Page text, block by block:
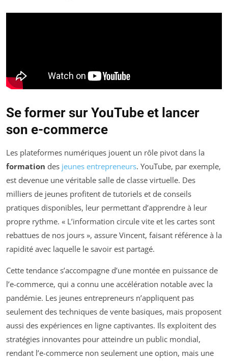
Se former sur YouTube et lancer
son e-commerce
Les plateformes numériques jouent un rôle pivot dans la
formation des jeunes entrepreneurs. YouTube, par exemple,
est devenue une véritable salle de classe virtuelle. Des
milliers de jeunes profitent de tutoriels et de conseils
pratiques disponibles, leur permettant d’apprendre à leur
propre rythme. « L’information circule vite et les cartes sont
rebattues de nos jours », assure Vincent, faisant référence à la
rapidité avec laquelle le savoir est partagé.
Cette tendance s’accompagne d’une montée en puissance de
l’e-commerce, qui a connu une accélération notable avec la
pandémie. Les jeunes entrepreneurs n’appliquent pas
seulement des techniques de vente basiques, mais proposent
aussi des expériences en ligne captivantes. Ils exploitent des
stratégies innovantes pour atteindre un public mondial,
rendant l’e-commerce non seulement une option, mais une